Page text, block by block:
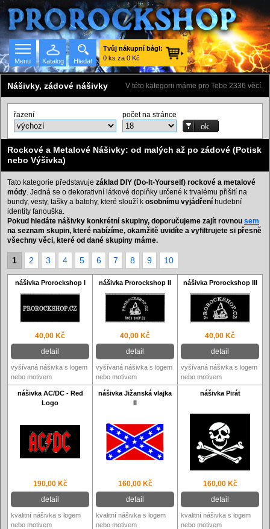
Hledat
Seznam skupin
Menu
Tvůj nákupní bágl:
0 ks za 0 Kč
V této kategorii máme pro Tebe 2336 věcí.
Nášivky, zádové nášivky
řazení počet na stránce
Rockové a Metalové Nášivky: od malých až po zádové (Potisk
nebo Výšivka)
Tato kategorie představuje základ DIY (Do-It-Yourself) rockové a metalové
módy. Jedná se o dekorativní látkové doplňky určené k trvalému přišití na
bundy, vesty, tašky a batohy, které slouží k osobnímu vyjádření hudební
identity fanouška.
Pokud hledáte nášivky konkrétní skupiny, doporučujeme zajít rovnou sem
na seznam skupin, které nabízíme, okamžitě uvidíte a vyfiltrujete si přesně
všechny věci, které od dané skupiny máme.
1 2 3 4 5 6 7 8 9 10
nášivka Prorockshop I nášivka Prorockshop II nášivka Prorockshop III
40,00 Kč
detail
40,00 Kč
detail
40,00 Kč
detail
vyšívaná nášivka s logem
nebo motivem
vyšívaná nášivka s logem
nebo motivem
vyšívaná nášivka s logem
nebo motivem
nášivka AC/DC - Red
Logo
nášivka Jižanská vlajka
II
nášivka Pirát
190,00 Kč
detail
160,00 Kč
detail
160,00 Kč
detail
kvalitní nášivka s logem
nebo motivem
kvalitní nášivka s logem
nebo motivem
kvalitní nášivka s logem
nebo motivem
Katalog